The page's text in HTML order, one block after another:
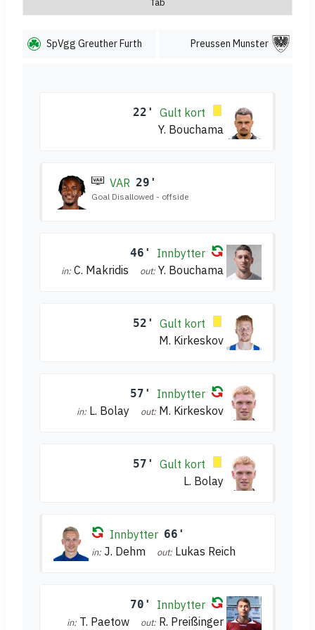
Tab
SpVgg Greuther Furth Preussen Munster
22'
Gult kort
Y. Bouchama
VAR 29'
Goal Disallowed - offside
46' Innbytter
in: C. Makridis out: Y. Bouchama
52'
Gult kort
M. Kirkeskov
57' Innbytter
in: L. Bolay out: M. Kirkeskov
57'
Gult kort
L. Bolay
Innbytter 66'
in: J. Dehm out: Lukas Reich
70' Innbytter
in: T. Paetow out: R. Preißinger